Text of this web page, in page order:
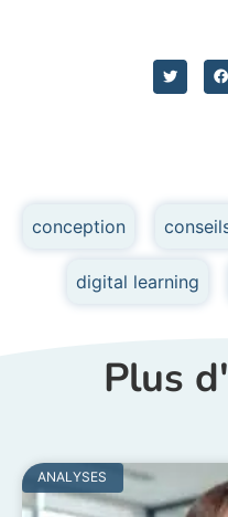
conception
digital learning
Plus
ANALYSES